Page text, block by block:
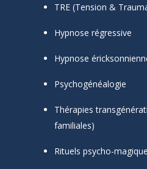
TRE (Tension &
Hypnose régressive
Hypnose
Psychogénéalogie
Thérapies
familiales)
Rituels psycho-